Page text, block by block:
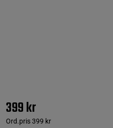
399 kr
Ord.pris399 kr